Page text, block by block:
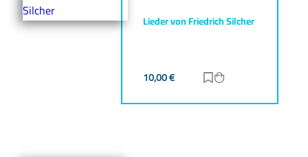
Lieder von Friedrich Silcher
10,00€ Zur Merkliste